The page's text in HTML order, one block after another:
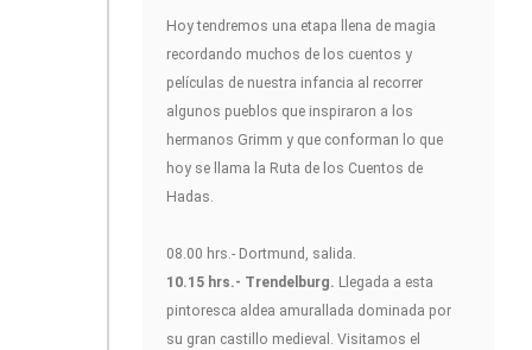
Hoy tendremos una etapa llena de magia
recordando muchos de los cuentos y
películas de nuestra infancia al recorrer
algunos pueblos que inspiraron a los
hermanos Grimm y que conforman lo que
hoy se llama la Ruta de los Cuentos de
Hadas.
08.00 hrs.- Dortmund, salida.
10.15 hrs.- Trendelburg. Llegada a esta
pintoresca aldea amurallada dominada por
su gran castillo medieval. Visitamos el